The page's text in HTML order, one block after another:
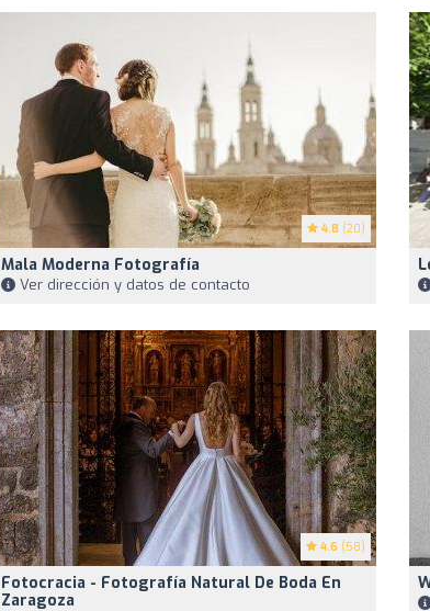
4.8 (20)
Mala Moderna Fotografía
Ver dirección y datos de contacto
4.6 (58)
Fotocracia - Fotografía Natural De Boda En
Zaragoza